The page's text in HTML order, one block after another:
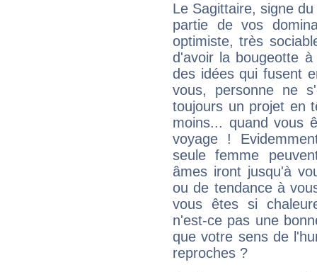
Le Sagittaire, signe
partie de vos
optimiste, très
d'avoir la bougeotte
des idées qui fusent
vous, personne ne
toujours un projet en
moins... quand vous
voyage !
seule femme
âmes iront jusqu'à
ou de tendance à
vous êtes si
n'est-ce pas une
que votre sens de
reproches ?